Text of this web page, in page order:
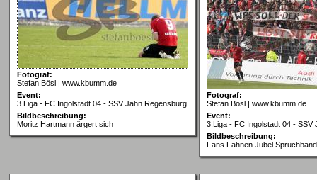
Fotograf:
Stefan Bösl | www.kbumm.de
Event:
3.Liga - FC Ingolstadt 04 - SSV Jahn Regensburg
Bildbeschreibung:
Moritz Hartmann ärgert sich
Fotograf:
Stefan Bösl | www.kbumm.de
Event:
3.Liga - FC Ingolstadt 04 - SSV
Bildbeschreibung:
Fans Fahnen Jubel Spruchband